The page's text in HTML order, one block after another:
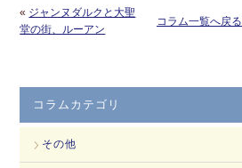
« ジャンヌダルクと大聖
堂の街、ルーアン
コラム一覧へ戻る
コラムカテゴリ
その他